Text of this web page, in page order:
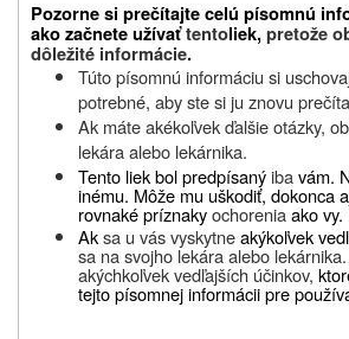
Pozorne si prečítajte celú písomnú
ako začnete užívaťtentoliek,pretože
dôležité informácie.
Túto písomnú informáciu si
potrebné, aby ste si ju znovu
Ak máte akékoľvek ďalšie otázky,
lekára alebo lekárnika.
Tento liek bol predpísanýibavám.
inému. Môže mu uškodiť, dokonca
rovnaké príznakyochoreniaako vy.
Aksa u vás vyskytneakýkoľvek
sa na svojho lekáraalebo
akýchkoľvek vedľajších účinkov,
tejto písomnej informácii pre